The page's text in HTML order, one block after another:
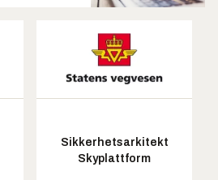
Sikkerhetsarkitekt
Skyplattform